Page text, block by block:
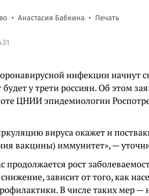
Анастасия Бабкина Печать
инфекции начнут
у трети россиян. Об этом
ЦНИИ эпидемиологии
вируса окажет и
вакцины) иммунитет», —
продолжается рост
зависит от того, как
В числе таких мер —